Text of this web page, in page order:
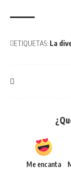
ETIQUETAS: La
Me encanta